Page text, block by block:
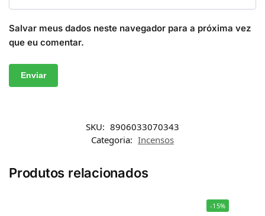
Salvar meus dados neste navegador para a próxima vez
que eu comentar.
SKU: 8906033070343
Categoria: Incensos
Produtos relacionados
-15%